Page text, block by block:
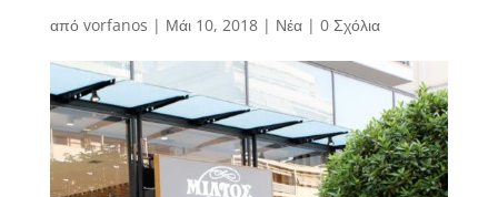
από vorfanos | Μάι 10, 2018| Νέα| 0 Σχόλια